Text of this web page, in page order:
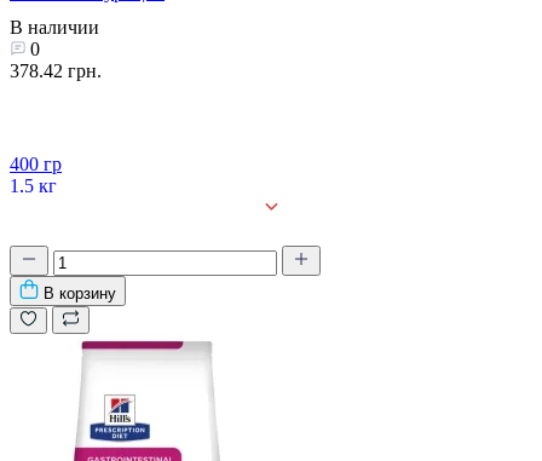
В наличии
0
378.42 грн.
400 гр
1,5 кг
В корзину